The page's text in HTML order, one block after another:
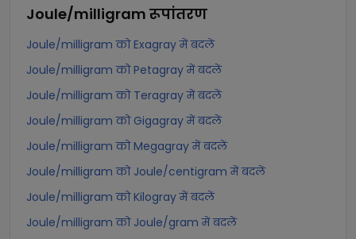
Joule/milligram रूपांतरण
Joule/milligram को Exagray में बदलें
Joule/milligram को Petagray में बदलें
Joule/milligram को Teragray में बदलें
Joule/milligram को Gigagray में बदलें
Joule/milligram को Megagray में बदलें
Joule/milligram को Joule/centigram में बदलें
Joule/milligram को Kilogray में बदलें
Joule/milligram को Joule/gram में बदलें